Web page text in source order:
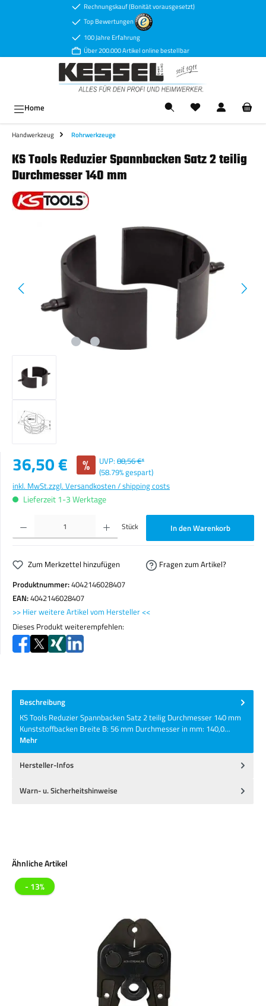
Zum Hauptinhalt springenRechnungskauf (Bonität vorausgesetzt)
Top Bewertungen
100 Jahre Erfahrung
Über 200.000 Artikel online bestellbar
Home
Handwerkzeug Rohrwerkzeuge
KS Tools Reduzier Spannbacken Satz 2 teilig
Durchmesser 140 mm
Verkaufspreis:
36,50 € % UVP: 88,56 €*
(58.79% gespart)
inkl. MwSt.zzgl. Versandkosten / shipping costs
Lieferzeit 1-3 Werktage
Produkt Anzahl: Gib den gewünschten Wert ein oder benutze die Schaltflächen um die Anzahl zu
Stück In den Warenkorb
Zum Merkzettel hinzufügen
Fragen zum Artikel?
Produktnummer:4042146028407
EAN:4042146028407
>> Hier weitere Artikel vom Hersteller <<
Dieses Produkt weiterempfehlen:
Beschreibung
KS Tools Reduzier Spannbacken Satz 2 teilig Durchmesser 140 mm
Kunststoffbacken Breite B: 56 mm Durchmesser in mm: 140,0…
Mehr
Hersteller-Infos
Warn- u. Sicherheitshinweise
Produktgalerie überspringen
Ähnliche Artikel
- 13%